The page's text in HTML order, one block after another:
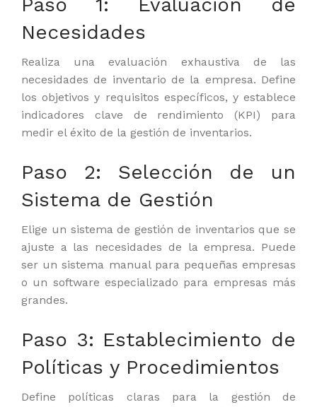
Necesidades
Realiza una evaluación exhaustiva de las
necesidades de inventario de la empresa. Define
los objetivos y requisitos específicos, y establece
indicadores clave de rendimiento (KPI) para
medir el éxito de la gestión de inventarios.
Paso 2: Selección de un
Sistema de Gestión
Elige un sistema de gestión de inventarios que se
ajuste a las necesidades de la empresa. Puede
ser un sistema manual para pequeñas empresas
o un software especializado para empresas más
grandes.
Paso 3: Establecimiento de
Políticas y Procedimientos
Define políticas claras para la gestión de